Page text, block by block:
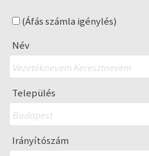
(Áfás számla igénylés)
Név
Település
Irányítószám